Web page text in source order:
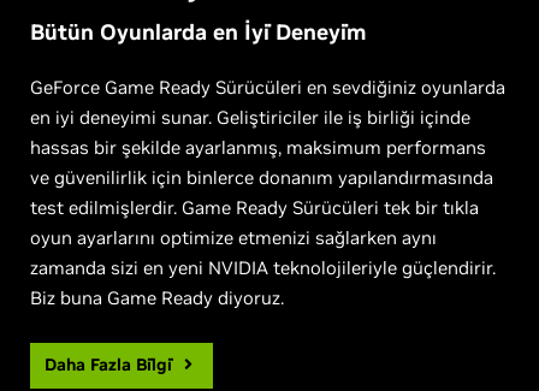
Game Ready Sürücüleri̇
Bütün Oyunlarda en İyi̇ Deneyi̇m
GeForce Game Ready Sürücüleri en sevdiğiniz oyunlarda
en iyi deneyimi sunar. Geliştiriciler ile iş birliği içinde
hassas bir şekilde ayarlanmış, maksimum performans
ve güvenilirlik için binlerce donanım yapılandırmasında
test edilmişlerdir. Game Ready Sürücüleri tek bir tıkla
oyun ayarlarını optimize etmenizi sağlarken aynı
zamanda sizi en yeni NVIDIA teknolojileriyle güçlendirir.
Biz buna Game Ready diyoruz.